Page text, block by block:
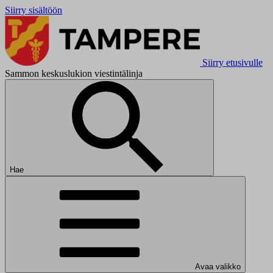
Siirry sisältöön
Siirry etusivulle
Sammon keskuslukion viestintälinja
Hae
Avaa valikko